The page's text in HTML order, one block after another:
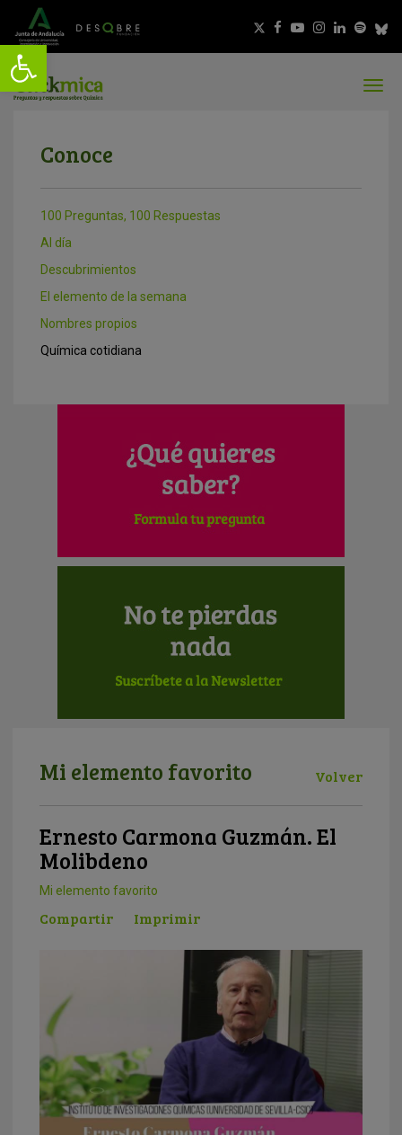
Conoce
100 Preguntas, 100 Respuestas
Al día
Descubrimientos
El elemento de la semana
Nombres propios
Química cotidiana
Mi elemento favorito Volver
Ernesto Carmona Guzmán. El
Molibdeno
Mi elemento favorito
Compartir Imprimir